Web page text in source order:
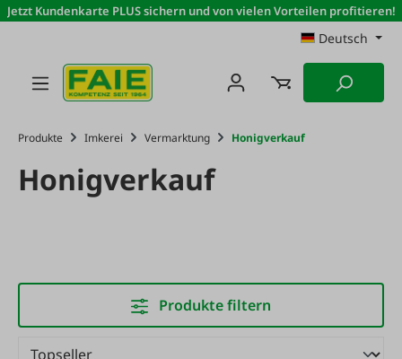
Zum Hauptinhalt springen
Jetzt Kundenkarte PLUS sichern und von vielen Vorteilen profitieren!
Deutsch
Produkte Imkerei Vermarktung Honigverkauf
Honigverkauf
Produkte filtern